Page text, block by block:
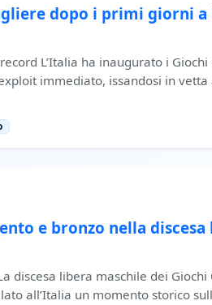
dopo i primi giorni a
L’Italia ha inaugurato i
immediato, issandosi in
e bronzo nella
discesa libera maschile dei
all’Italia un momento storico